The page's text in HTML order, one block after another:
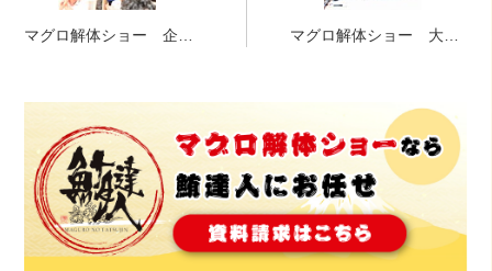
マグロ解体ショー 企業
マグロ解体ショー 大